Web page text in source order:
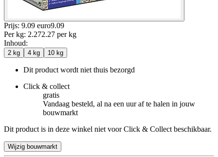
Prijs: 9.09 euro9.09
Per kg: 2.272.27 per kg
Inhoud:
2 kg 4 kg 10 kg
Dit product wordt niet thuis bezorgd
Click & collect
gratis
Vandaag besteld, al na een uur af te halen in jouw
bouwmarkt
Dit product is in deze winkel niet voor Click & Collect beschikbaar.
Wijzig bouwmarkt